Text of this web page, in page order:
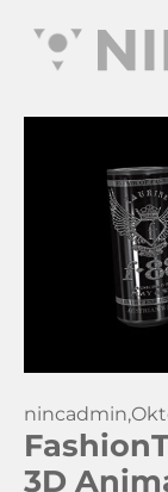
nincadmin,
3D